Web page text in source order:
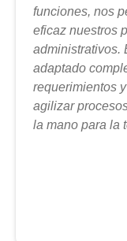
funciones, nos
eficaz nuestros
administrativos.
adaptado
requerimientos
agilizar
la mano para la